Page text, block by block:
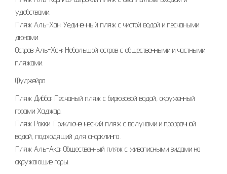
удобствами.
Пляж Аль-Хан: Уединенный пляж с чистой водой и песчаными
дюнами.
Остров Аль-Хан: Небольшой остров с общественными и частными
пляжами.
Фуджейра
Пляж Дибба: Песчаный пляж с бирюзовой водой, окруженный
горами Хаджар.
Пляж Рокки: Приключенческий пляж с валунами и прозрачной
водой, подходящий для снорклинга.
Пляж Аль-Ака: Общественный пляж с живописными видами на
окружающие горы.